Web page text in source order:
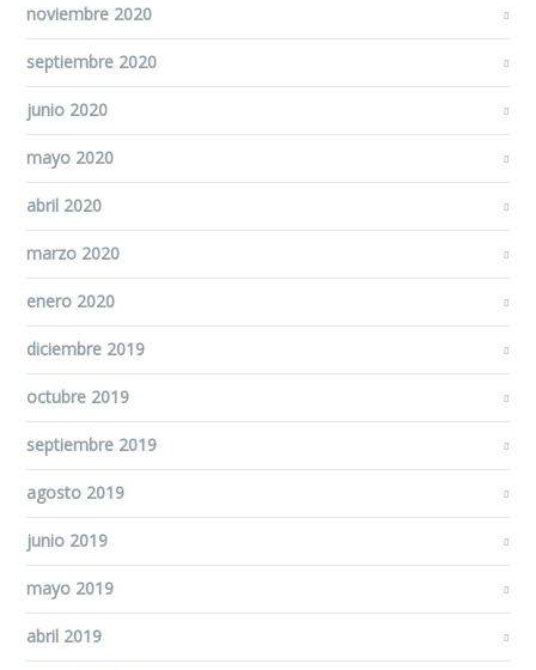
noviembre 2020
septiembre 2020
junio 2020
mayo 2020
abril 2020
marzo 2020
enero 2020
diciembre 2019
octubre 2019
septiembre 2019
agosto 2019
junio 2019
mayo 2019
abril 2019